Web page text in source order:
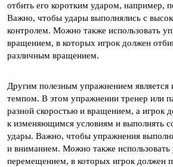
отбить его коротким ударом, например,
Важно, чтобы удары выполнялись с
контролем. Можно также использовать
вращением, в которых игрок должен
различным вращением.
Другим полезным упражнением является
темпом. В этом упражнении тренер или
разной скоростью и вращением, а игрок
к изменяющимся условиям и выполнять
удары. Важно, чтобы упражнения
и вниманием. Можно также использовать
перемещением, в которых игрок должен